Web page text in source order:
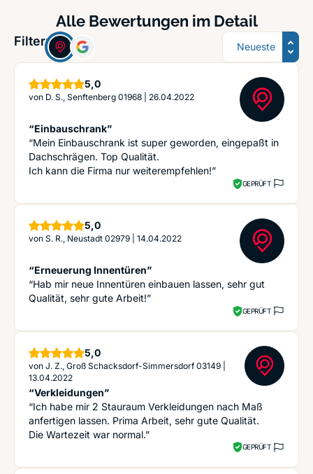
Alle Bewertungen im Detail
Filter: Sortierung
5,0Sterne
von D. S., Senftenberg 01968 26.04.2022
“Einbauschrank”
“Mein Einbauschrank ist super geworden, eingepaßt in
Dachschrägen. Top Qualität.
Ich kann die Firma nur weiterempfehlen!”
GEPRÜFT
5,0Sterne
von S. R., Neustadt 02979 14.04.2022
“Erneuerung Innentüren”
“Hab mir neue Innentüren einbauen lassen, sehr gut
Qualität, sehr gute Arbeit!”
GEPRÜFT
5,0Sterne
von J. Z., Groß Schacksdorf-Simmersdorf 03149
13.04.2022
“Verkleidungen”
“Ich habe mir 2 Stauraum Verkleidungen nach Maß
anfertigen lassen. Prima Arbeit, sehr gute Qualität.
Die Wartezeit war normal.”
GEPRÜFT